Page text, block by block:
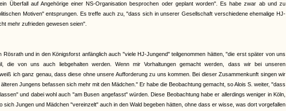
Überfall auf Angehörige einer NS-Organisation besprochen oder geplant worden". Es habe zwar ab und zu
Motiven" entsprungen. Es treffe auch zu, "dass sich in unserer Gesellschaft verschiedene ehemalige HJ-
mehr zufrieden gewesen seien".
und in den Königsforst anfänglich auch "viele HJ-Jungend" teilgenommen hätten, "die erst später von uns
die von uns auch liebgehalten werden. Wenn mir Vorhaltungen gemacht werden, dass wir bei unseren
ich ganz genau, dass diese ohne unsere Aufforderung zu uns kommen. Bei dieser Zusammenkunft singen wir
Jungens befassen sich mehr mit den Mädchen." Er habe die Beobachtung gemacht, so Alois S. weiter, "dass
und dabei wohl auch "am Busen angefasst" würden. Diese Beobachtung habe er allerdings weniger in Köln,
Jungen und Mädchen "vereinzelt" auch in den Wald begeben hätten, ohne dass er wisse, was dort vorgefallen